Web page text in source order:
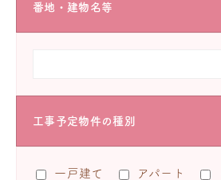
番地・建物名等
工事予定物件の種別
一戸建て アパート